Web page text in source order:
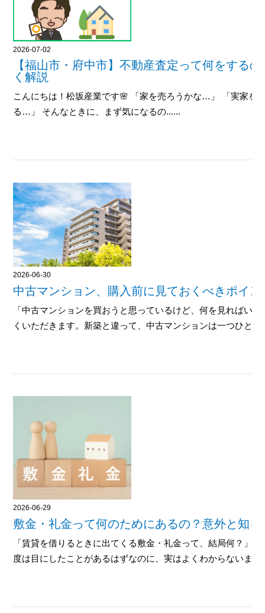
2026-07-02
【福山市・府中市】不動産査定って何をする
く解説
こんにちは！松坂産業です🌸 「家を売ろうかな…」 「実家を
る…」 そんなときに、まず気になるの......
2026-06-30
中古マンション、購入前に見ておくべきポイン
「中古マンションを買おうと思っているけど、何を見ればい
くいただきます。新築と違って、中古マンションは一つひとつ
2026-06-29
敷金・礼金って何のためにあるの？意外と知
「賃貸を借りるときに出てくる敷金・礼金って、結局何？」
度は目にしたことがあるはずなのに、実はよくわからないま